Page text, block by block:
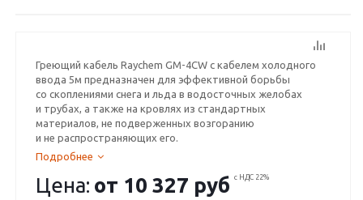
Греющий кабель Raychem GM-4CW с кабелем холодного
ввода 5м предназначен для эффективной борьбы
со скоплениями снега и льда в водосточных желобах
и трубах, а также на кровлях из стандартных
материалов, не подверженных возгоранию
и не распространяющих его.
Подробнее
Цена: от 10 327 руб с НДС 22%